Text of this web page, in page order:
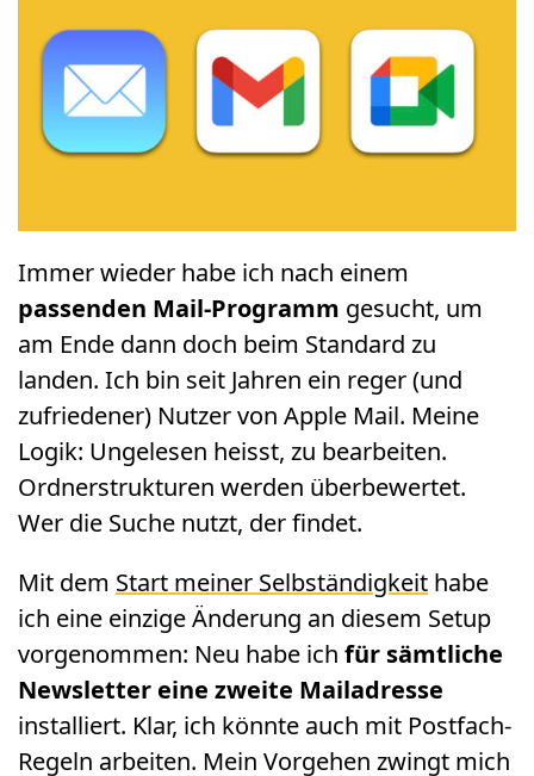
Immer wieder habe ich nach einem
passenden Mail-Programm gesucht, um
am Ende dann doch beim Standard zu
landen. Ich bin seit Jahren ein reger (und
zufriedener) Nutzer von Apple Mail. Meine
Logik: Ungelesen heisst, zu bearbeiten.
Ordnerstrukturen werden überbewertet.
Wer die Suche nutzt, der findet.
Mit dem Start meiner Selbständigkeit habe
ich eine einzige Änderung an diesem Setup
vorgenommen: Neu habe ich für sämtliche
Newsletter eine zweite Mailadresse
installiert. Klar, ich könnte auch mit Postfach-
Regeln arbeiten. Mein Vorgehen zwingt mich